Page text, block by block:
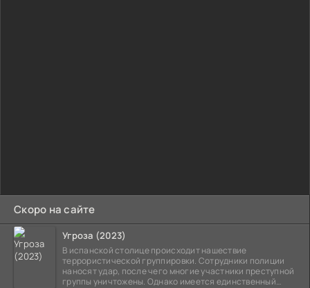
Скоро на сайте
Угроза (2023)
В испанской столице происходит нашествие
террористической группировки. Сотрудники полиции
наносят удар, после чего многие участники преступной
группы уничтожены. Однако имеется единственный